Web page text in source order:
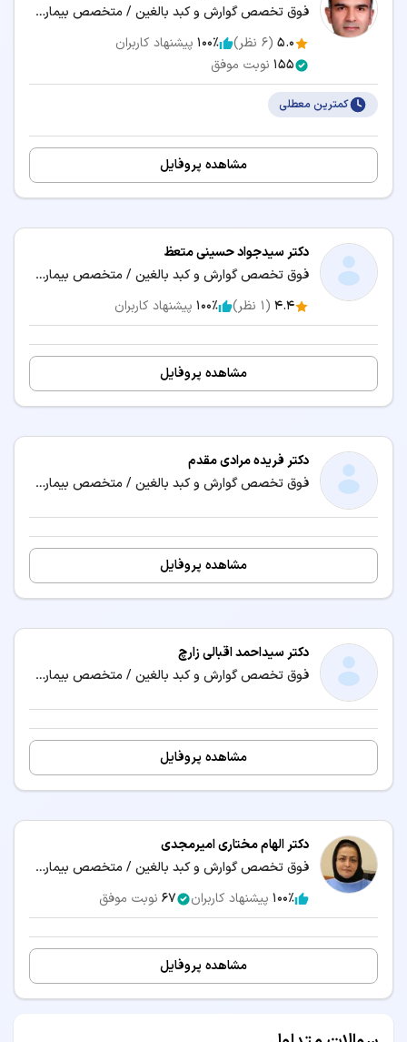
فوق تخصص گوارش و کبد بالغین / متخصص بیماری‌های داخلی
5.0
(
6 نظر) 100٪ پیشنهاد کاربران
155 نوبت موفق
کمترین معطلی
مشاهده پروفایل
دکتر سیدجواد حسینی متعظ
فوق تخصص گوارش و کبد بالغین / متخصص بیماری‌های داخلی
4.4
(
1 نظر) 100٪ پیشنهاد کاربران
مشاهده پروفایل
دکتر فریده مرادی مقدم
فوق تخصص گوارش و کبد بالغین / متخصص بیماری‌های داخلی
مشاهده پروفایل
دکتر سیداحمد اقبالی زارچ
فوق تخصص گوارش و کبد بالغین / متخصص بیماری‌های داخلی
مشاهده پروفایل
دکتر الهام مختاری امیرمجدی
فوق تخصص گوارش و کبد بالغین / متخصص بیماری‌های داخلی
100٪ پیشنهاد کاربران 67 نوبت موفق
مشاهده پروفایل